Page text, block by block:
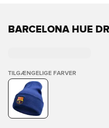
BARCELONA HUE
TILGÆNGELIGE FARVER